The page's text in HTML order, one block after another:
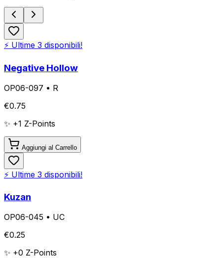
⚡ Ultime 3 disponibili!
Negative Hollow
OP06-097 • R
€0.75
✨ +1 Z-Points
Aggiungi al Carrello
⚡ Ultime 3 disponibili!
Kuzan
OP06-045 • UC
€0.25
✨ +0 Z-Points